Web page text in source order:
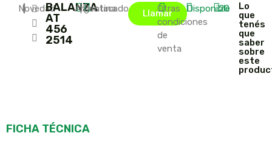
Novedad
||
BALANZA
AT
456
2514
Argentina
|Destacado Llamar
Otras
condiciones
de
venta
Disponible
20
Lo
que
tenés
que
saber
sobre
este
FICHA TÉCNICA